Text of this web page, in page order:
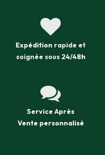
Expédition rapide et
soignée sous 24/48h
Service Après
Vente personnalisé